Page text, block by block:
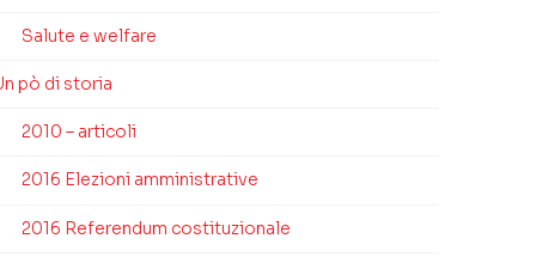
Salute e welfare
pò di storia
2010 – articoli
2016 Elezioni amministrative
2016 Referendum costituzionale